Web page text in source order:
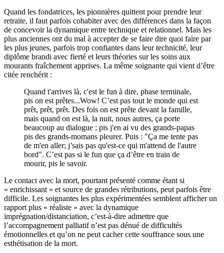
Quand les fondatrices, les pionnières quittent pour prendre leur
retraite, il faut parfois cohabiter avec des différences dans la façon
de concevoir la dynamique entre technique et relationnel. Mais les
plus anciennes ont du mal à accepter de se faire dire quoi faire par
les plus jeunes, parfois trop confiantes dans leur technicité, leur
diplôme brandi avec fierté et leurs théories sur les soins aux
mourants fraîchement apprises. La même soignante qui vient d’être
citée renchérit :
Quand t'arrives là, c'est le fun à dire, phase terminale,
pis on est prêtes...Wow! C’est pas tout le monde qui est
prêt, prêt, prêt. Des fois on est prête devant la famille,
mais quand on est là, la nuit, nous autres, ça porte
beaucoup au dialogue ; pis j'en ai vu des grands-papas
pis des grands-momans pleurer. Puis : "Ça me tente pas
de m'en aller; j’sais pas qu'est-ce qui m'attend de l'autre
bord". C’est pas si le fun que ça d’être en train de
mourir, pis le savoir.
Le contact avec la mort, pourtant présenté comme étant si
« enrichissant » et source de grandes rétributions, peut parfois être
difficile. Les soignantes les plus expérimentées semblent afficher un
rapport plus « réaliste » avec la dynamique
imprégnation/distanciation, c’est-à-dire admettre que
l’accompagnement palliatif n’est pas dénué de difficultés
émotionnelles et qu’on ne peut cacher cette souffrance sous une
esthétisation de la mort.